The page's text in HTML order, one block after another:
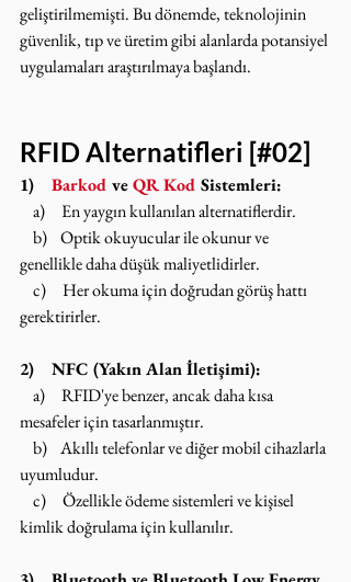
geliştirilmemişti. Bu dönemde, teknolojinin
güvenlik, tıp ve üretim gibi alanlarda potansiyel
uygulamaları araştırılmaya başlandı.
RFID Alternatifleri [#02]
1) Barkod ve QR Kod Sistemleri:
    a)     En yaygın kullanılan alternatiflerdir.
genellikle daha düşük maliyetlidirler.
gerektirirler.
2)    NFC (Yakın Alan İletişimi):
mesafeler için tasarlanmıştır.
uyumludur.
kimlik doğrulama için kullanılır.